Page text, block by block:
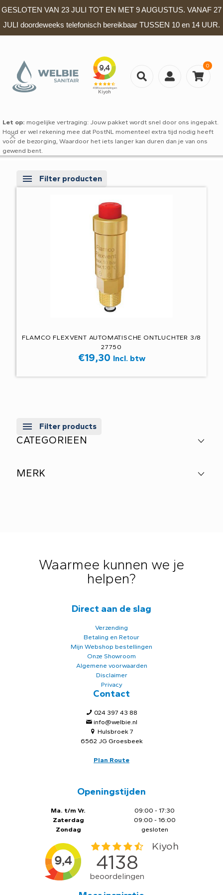
GESLOTEN VAN 23 JULI TOT EN MET 9 AUGUSTUS. VANAF 27
JULI doordeweeks telefonisch bereikbaar TUSSEN 10 en 14 UUR.
0
Let op: mogelijke vertraging: Jouw pakket wordt snel door ons ingepakt.
Houd er wel rekening mee dat PostNL momenteel extra tijd nodig heeft
voor de bezorging, Waardoor het iets langer kan duren dan je van ons
gewend bent.
✕
Filter producten
FLAMCO FLEXVENT AUTOMATISCHE ONTLUCHTER 3/8
27750
€19,30 Incl. btw
Filter products
CATEGORIEEN
MERK
Waarmee kunnen we je
helpen?
Direct aan de slag
Verzending
Betaling en Retour
Mijn Webshop bestellingen
Onze Showroom
Algemene voorwaarden
Disclaimer
Privacy
Contact
024 397 43 88
info@welbie.nl
Hulsbroek 7
6562 JG Groesbeek
Plan Route
Openingstijden
Ma. t/m Vr.
Zaterdag
Zondag
09:00 - 17:30
09:00 - 16:00
gesloten